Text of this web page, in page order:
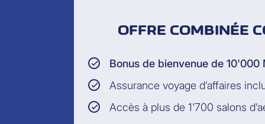
OFFRE COMBINÉE
Bonus de bienvenue de 10'000
Assurance voyage d’affaires
Accès à plus de 1'700 salons